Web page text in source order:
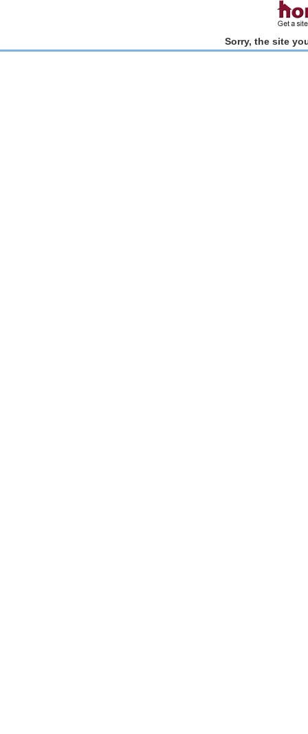
Sorry, the site